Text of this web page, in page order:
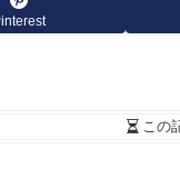
この